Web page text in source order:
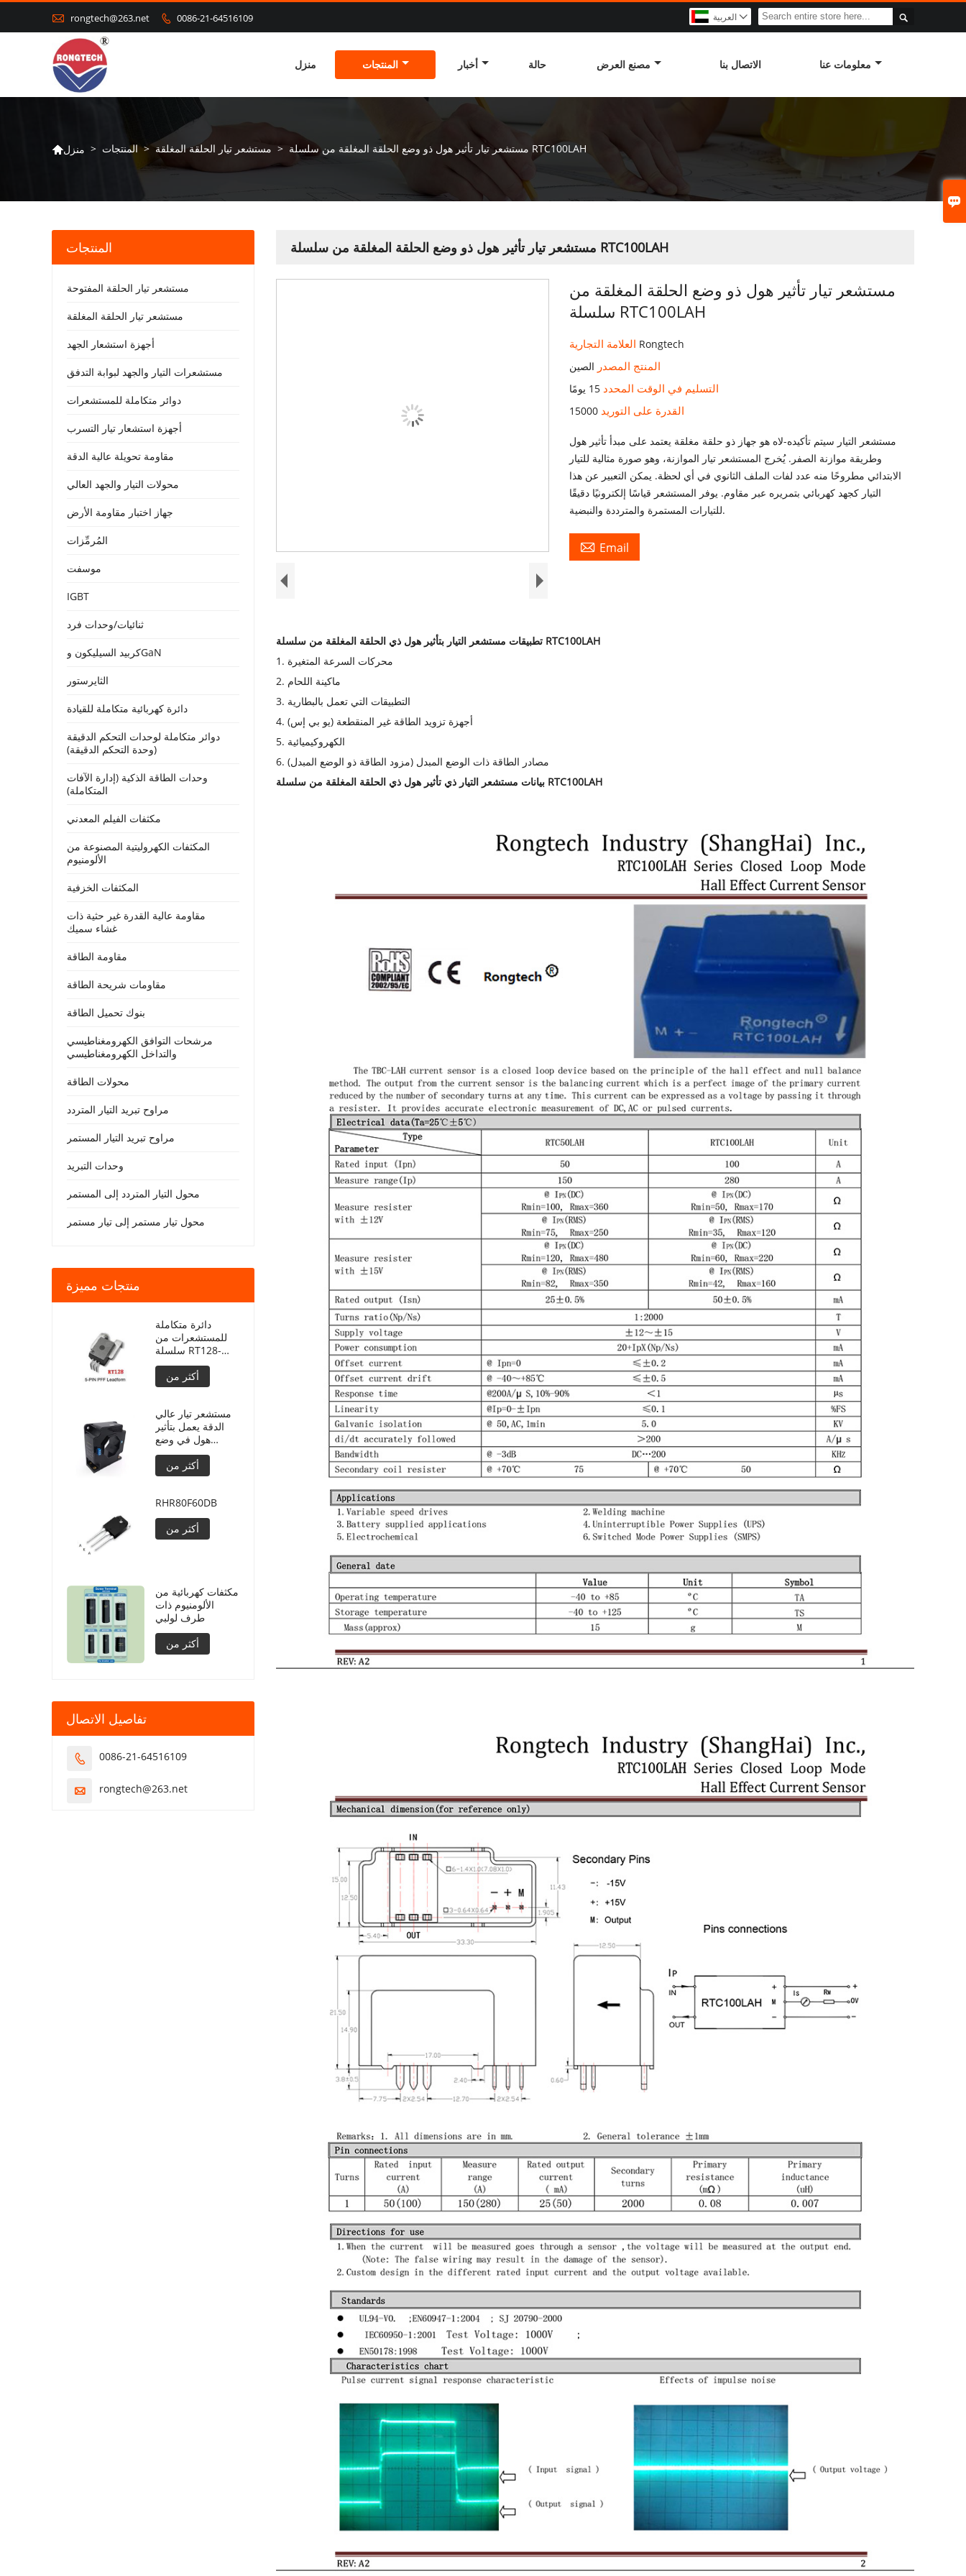

 rongtech@263.net  0086-21-64516109  العربية 
منزل المنتجات أخبار حالة مصنع العرض الاتصال بنا معلومات عنا
منزل > المنتجات > مستشعر تيار الحلقة المغلقة > مستشعر تيار تأثير هول ذو وضع الحلقة المغلقة من سلسلة RTC100LAH
مستشعر تيار تأثير هول ذو وضع الحلقة المغلقة من سلسلة RTC100LAH
مستشعر تيار تأثير هول ذو وضع الحلقة المغلقة من
سلسلة RTC100LAH
Rongtech
المنتج المصدر الصين
التسليم في الوقت المحدد 15 يومًا
القدرة على التوريد 15000
مستشعر التيار سيتم تأكيده-لاه هو جهاز ذو حلقة مغلقة يعتمد على مبدأ تأثير هول
وطريقة موازنة الصفر. يُخرج المستشعر تيار الموازنة، وهو صورة مثالية للتيار
الابتدائي مطروحًا منه عدد لفات الملف الثانوي في أي لحظة. يمكن التعبير عن هذا
التيار كجهد كهربائي بتمريره عبر مقاوم. يوفر المستشعر قياسًا إلكترونيًا دقيقًا
للتيارات المستمرة والمترددة والنبضية.
 Email
تطبيقات مستشعر التيار بتأثير هول ذي الحلقة المغلقة من سلسلة RTC100LAH
1. محركات السرعة المتغيرة
2. ماكينة اللحام
3. التطبيقات التي تعمل بالبطارية
4. أجهزة تزويد الطاقة غير المنقطعة (يو بي إس)
5. الكهروكيميائية
6. مصادر الطاقة ذات الوضع المبدل (مزود الطاقة ذو الوضع المبدل)
بيانات مستشعر التيار ذي تأثير هول ذي الحلقة المغلقة من سلسلة RTC100LAH
المنتجات
مستشعر تيار الحلقة المفتوحة
مستشعر تيار الحلقة المغلقة
أجهزة استشعار الجهد
مستشعرات التيار والجهد لبوابة التدفق
دوائر متكاملة للمستشعرات
أجهزة استشعار تيار التسرب
مقاومة تحويلة عالية الدقة
محولات التيار والجهد العالي
جهاز اختبار مقاومة الأرض
المُرمِّزات
موسفت
IGBT
ثنائيات/وحدات فرد
كربيد السيليكون وGaN
الثايرستور
دائرة كهربائية متكاملة للقيادة
دوائر متكاملة لوحدات التحكم الدقيقة
(وحدة التحكم الدقيقة)
وحدات الطاقة الذكية (إدارة الآفات
المتكاملة)
مكثفات الفيلم المعدني
المكثفات الكهروليتية المصنوعة من
الألومنيوم
المكثفات الخزفية
مقاومة عالية القدرة غير حثية ذات
غشاء سميك
مقاومة الطاقة
مقاومات شريحة الطاقة
بنوك تحميل الطاقة
مرشحات التوافق الكهرومغناطيسي
والتداخل الكهرومغناطيسي
محولات الطاقة
مراوح تبريد التيار المتردد
مراوح تبريد التيار المستمر
وحدات التبريد
محول التيار المتردد إلى المستمر
محول تيار مستمر إلى تيار مستمر
منتجات مميزة
دائرة متكاملة
للمستشعرات من
سلسلة RT128-
50/33
أكثر من
مستشعر تيار عالي
الدقة يعمل بتأثير
هول في وضع
الحلقة المغلقة
RTLT2000SH
أكثر من
RHR80F60DB
أكثر من
مكثفات كهربائية من
الألومنيوم ذات
طرف لولبي
أكثر من
تفاصيل الاتصال
 0086-21-64516109
 rongtech@263.net